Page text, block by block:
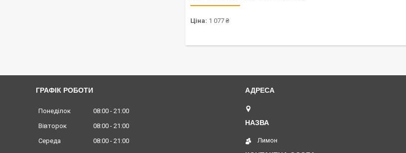
Ціна: 1 077 ₴
ГРАФІК РОБОТИ
Понеділок 08:00
21:00
Вівторок
08:00
21:00
Середа
08:00
21:00
Лимон